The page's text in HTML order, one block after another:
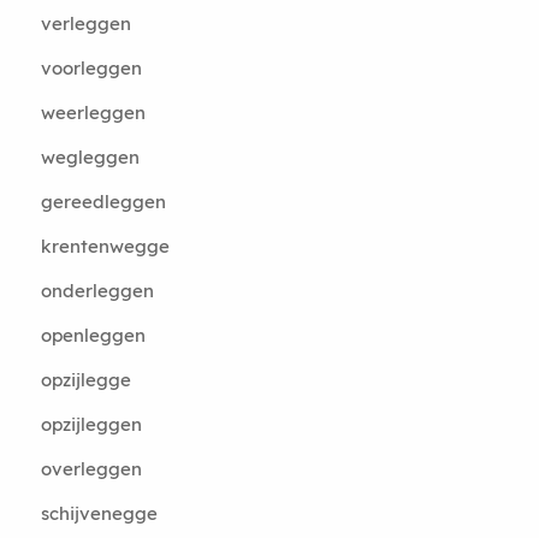
verleggen
voorleggen
weerleggen
wegleggen
gereedleggen
krentenwegge
onderleggen
openleggen
opzijlegge
opzijleggen
overleggen
schijvenegge